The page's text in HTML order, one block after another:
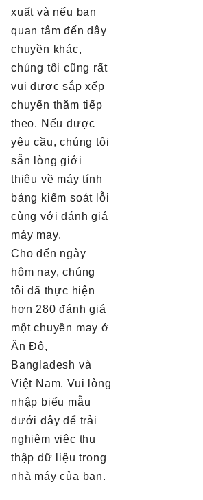
xuất và nếu bạn
quan tâm đến dây
chuyền khác,
chúng tôi cũng rất
vui được sắp xếp
chuyến thăm tiếp
theo. Nếu được
yêu cầu, chúng tôi
sẵn lòng giới
thiệu về máy tính
bảng kiểm soát lỗi
cùng với đánh giá
máy may.
Cho đến ngày
hôm nay, chúng
tôi đã thực hiện
hơn 280 đánh giá
một chuyền may ở
Ấn Độ,
Bangladesh và
Việt Nam. Vui lòng
nhập biểu mẫu
dưới đây để trải
nghiệm việc thu
thập dữ liệu trong
nhà máy của bạn.